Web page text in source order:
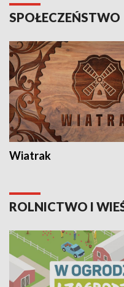
SPOŁECZEŃSTWO
Wiatrak
ROLNICTWO I